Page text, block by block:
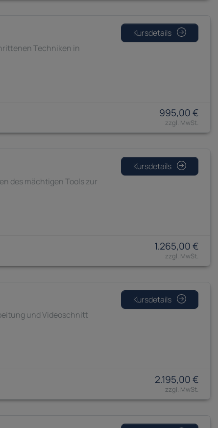
Techniken in
Kursdetails
995,00 €
des mächtigen Tools zur
Kursdetails
1.265,00 €
und Videoschnitt
Kursdetails
2.195,00 €